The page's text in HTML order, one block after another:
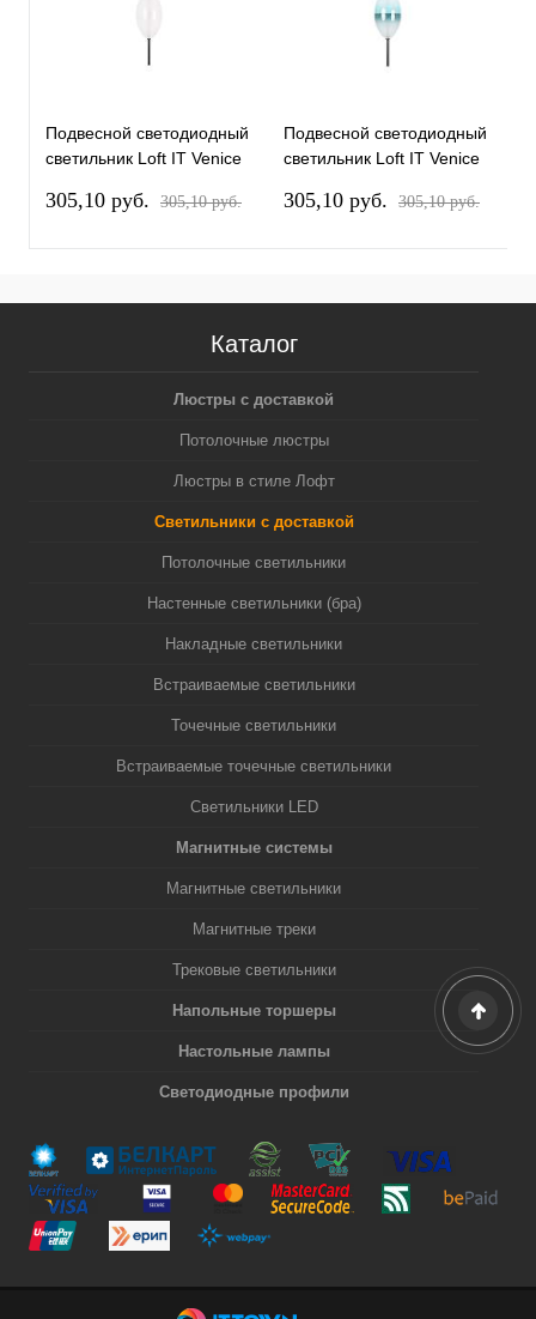
Подвесной светодиодный
светильник Loft IT Venice
305,10 pуб. 305,10 pуб.
Подвесной светодиодный
светильник Loft IT Venice
305,10 pуб. 305,10 pуб.
Каталог
Люстры с доставкой
Потолочные люстры
Люстры в стиле Лофт
Светильники с доставкой
Потолочные светильники
Настенные светильники (бра)
Накладные светильники
Встраиваемые светильники
Точечные светильники
Встраиваемые точечные светильники
Светильники LED
Магнитные системы
Магнитные светильники
Магнитные треки
Трековые светильники
Напольные торшеры
Настольные лампы
Светодиодные профили